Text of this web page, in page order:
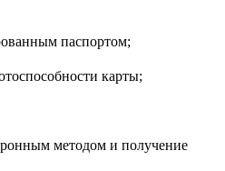
паспортом;
карты;
методом и получение